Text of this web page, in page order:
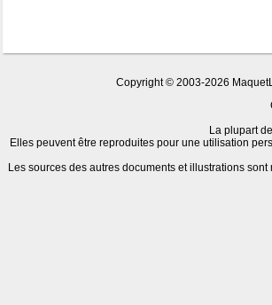
Copyright © 2003-2026
La plupart
Elles peuvent être reproduites pour une utilisation
Les sources des autres documents et illustrations